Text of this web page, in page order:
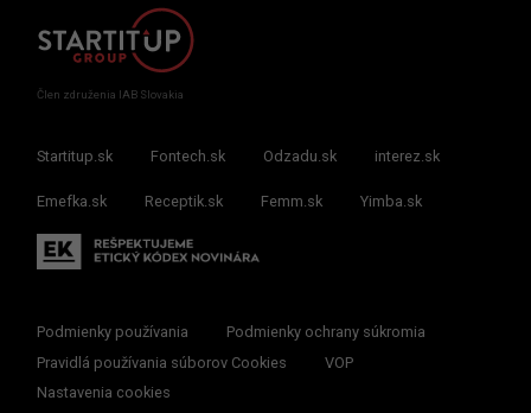
Člen združenia IAB Slovakia
Startitup.sk Fontech.sk Odzadu.sk interez.sk
Emefka.sk Receptik.sk Femm.sk Yimba.sk
Podmienky používania
Podmienky ochrany súkromia
Pravidlá používania súborov Cookies
VOP
Nastavenia cookies